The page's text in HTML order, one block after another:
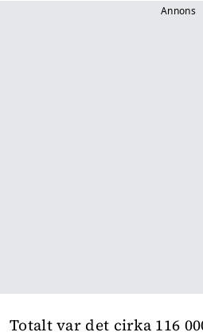
Annons
Totalt var det cirka 116